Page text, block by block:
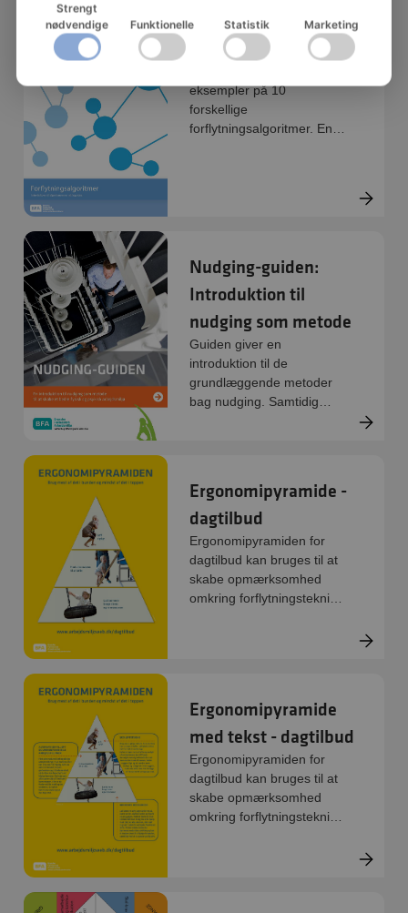
Forflytningsalgoritmer
eksempler på 10
forskellige
forflytningsalgoritmer. En
Nudging-guiden:
Introduktion til
nudging som metode
Guiden giver en
introduktion til de
grundlæggende metoder
bag nudging. Samtidig
problemstillinger, ideer og
løsninger udspringer af
jeres egen dagligdag.
Ergonomipyramide -
dagtilbud
Ergonomipyramiden for
dagtilbud kan bruges til at
skabe opmærksomhed
omkring forflytningsteknik i
Ergonomipyramide
med tekst - dagtilbud
Ergonomipyramiden for
dagtilbud kan bruges til at
skabe opmærksomhed
omkring forflytningsteknik i
Strengt
nødvendige
Funktionelle Statistik Marketing